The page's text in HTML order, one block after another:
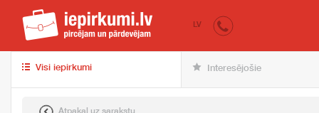
iepirkumi.lv
LV
Visi iepirkumi Interesējošie